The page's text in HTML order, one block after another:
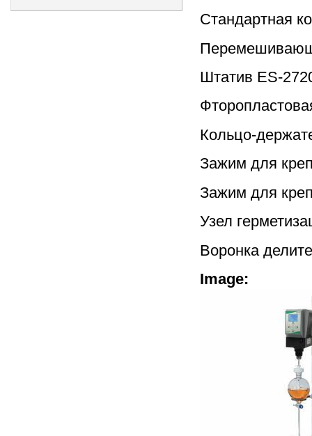
Стандартная
Штатив ES-
Кольцо-
Зажим для
Зажим для
Узел
Воронка
Image: